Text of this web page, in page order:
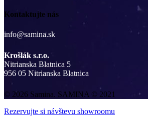
Kontaktujte nás
info@samina.sk
Krošlák s.r.o.
Nitrianska Blatnica 5
956 05 Nitrianska Blatnica
© 2026 Samina. SAMINA © 2021
Close
Rezervujte si návštevu showroomu